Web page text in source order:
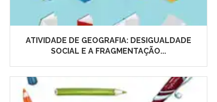
ATIVIDADE DE GEOGRAFIA: DESIGUALDADE
SOCIAL E A FRAGMENTAÇÃO...